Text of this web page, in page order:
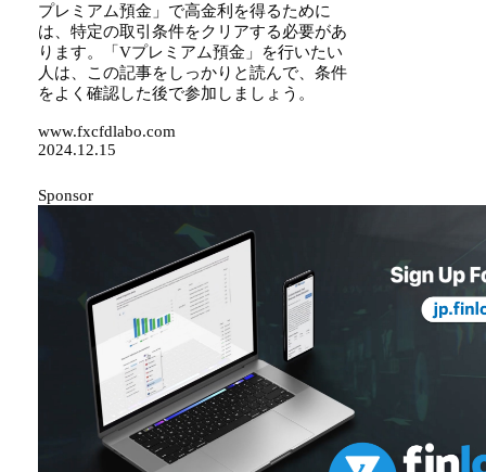
プレミアム預金」で高金利を得るために
は、特定の取引条件をクリアする必要があ
ります。「Vプレミアム預金」を行いたい
人は、この記事をしっかりと読んで、条件
をよく確認した後で参加しましょう。
www.fxcfdlabo.com
2024.12.15
Sponsor